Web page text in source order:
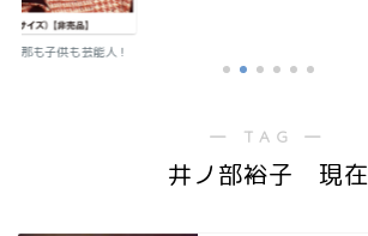
旦那も子供も芸能人！
― TAG ―
井ノ部裕子 現在